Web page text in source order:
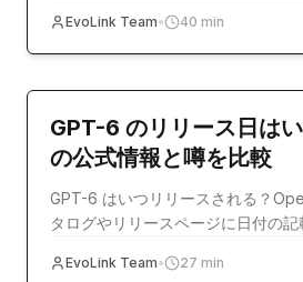
EvoLink Team• 40 min
model-release
GPT-6 のリリース日は
の公式情報と噂を比較
GPT-6 はいつリリースされる？
タログやリリースページに日付の記
す。EvoLink Team• 27 min